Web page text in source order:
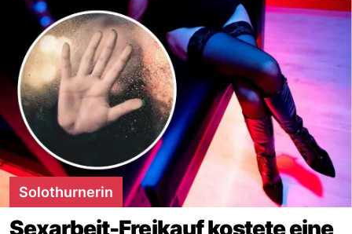
Solothurnerin
Sexarbeit-Freikauf kostete eine